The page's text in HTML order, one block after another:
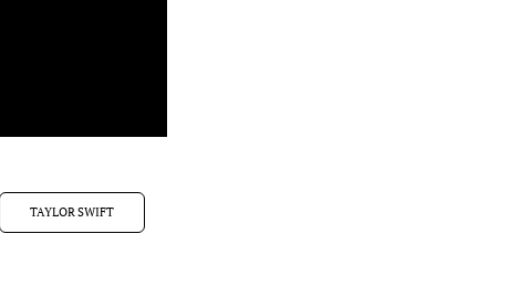
TAYLOR SWIFT